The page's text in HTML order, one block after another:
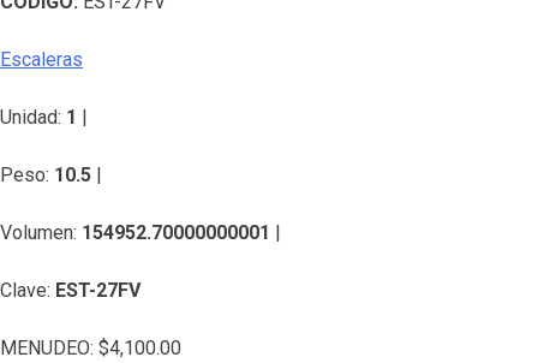
Escaleras
Unidad: 1 |
Peso: 10.5 |
Volumen: 154952.70000000001 |
Clave: EST-27FV
MENUDEO: $4,100.00